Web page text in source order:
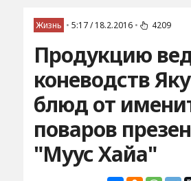
Жизнь • 5:17 / 18.2.2016 • 4209
Продукцию
коневодств
блюд от
поваров
"Муус Хайа"